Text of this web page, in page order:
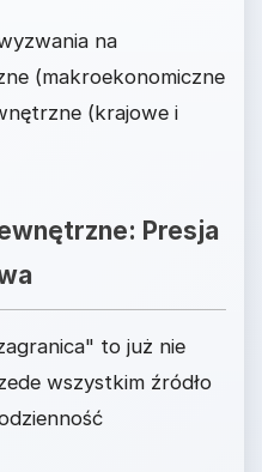
na
(makroekonomiczne
(krajowe i
Presja
to już nie
wszystkim źródło